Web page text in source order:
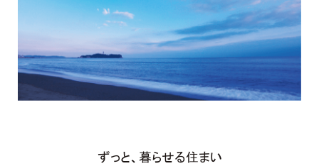
ずっと、 暮らせる住まい